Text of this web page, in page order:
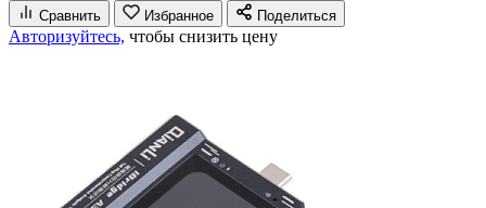
Сравнить Избранное Поделиться
Авторизуйтесь, чтобы снизить цену